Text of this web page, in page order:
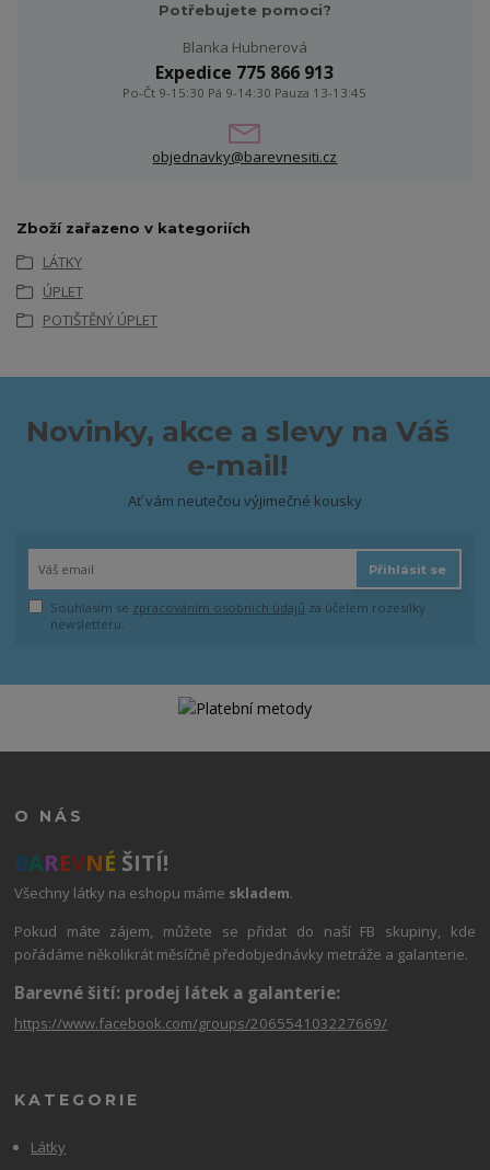
Potřebujete pomoci?
Blanka Hubnerová
Expedice 775 866 913
Po-Čt 9-15:30 Pá 9-14:30 Pauza 13-13:45
objednavky@barevnesiti.cz
Zboží zařazeno v kategoriích
LÁTKY
ÚPLET
POTIŠTĚNÝ ÚPLET
Novinky, akce a slevy na Váš
e-mail!
Ať vám neutečou výjimečné kousky
Přihlásit se
Souhlasím se zpracováním osobních údajů za účelem rozesílky
newsletteru.
O NÁS
BAREVNÉ ŠITÍ!
Všechny látky na eshopu máme skladem.
Pokud máte zájem, můžete se přidat do naší FB skupiny, kde
pořádáme několikrát měsíčně předobjednávky metráže a galanterie.
Barevné šití: prodej látek a galanterie:
https://www.facebook.com/groups/206554103227669/
KATEGORIE
Látky